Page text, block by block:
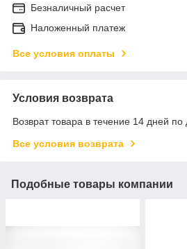
Безналичный расчет
Наложенный платеж
Все условия оплаты
Условия возврата
Возврат товара в течение 14 дней по
Все условия возврата
Подобные товары компании